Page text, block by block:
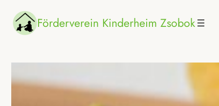
Zum
Inhalt
springen
Förderverein Kinderheim Zsobok